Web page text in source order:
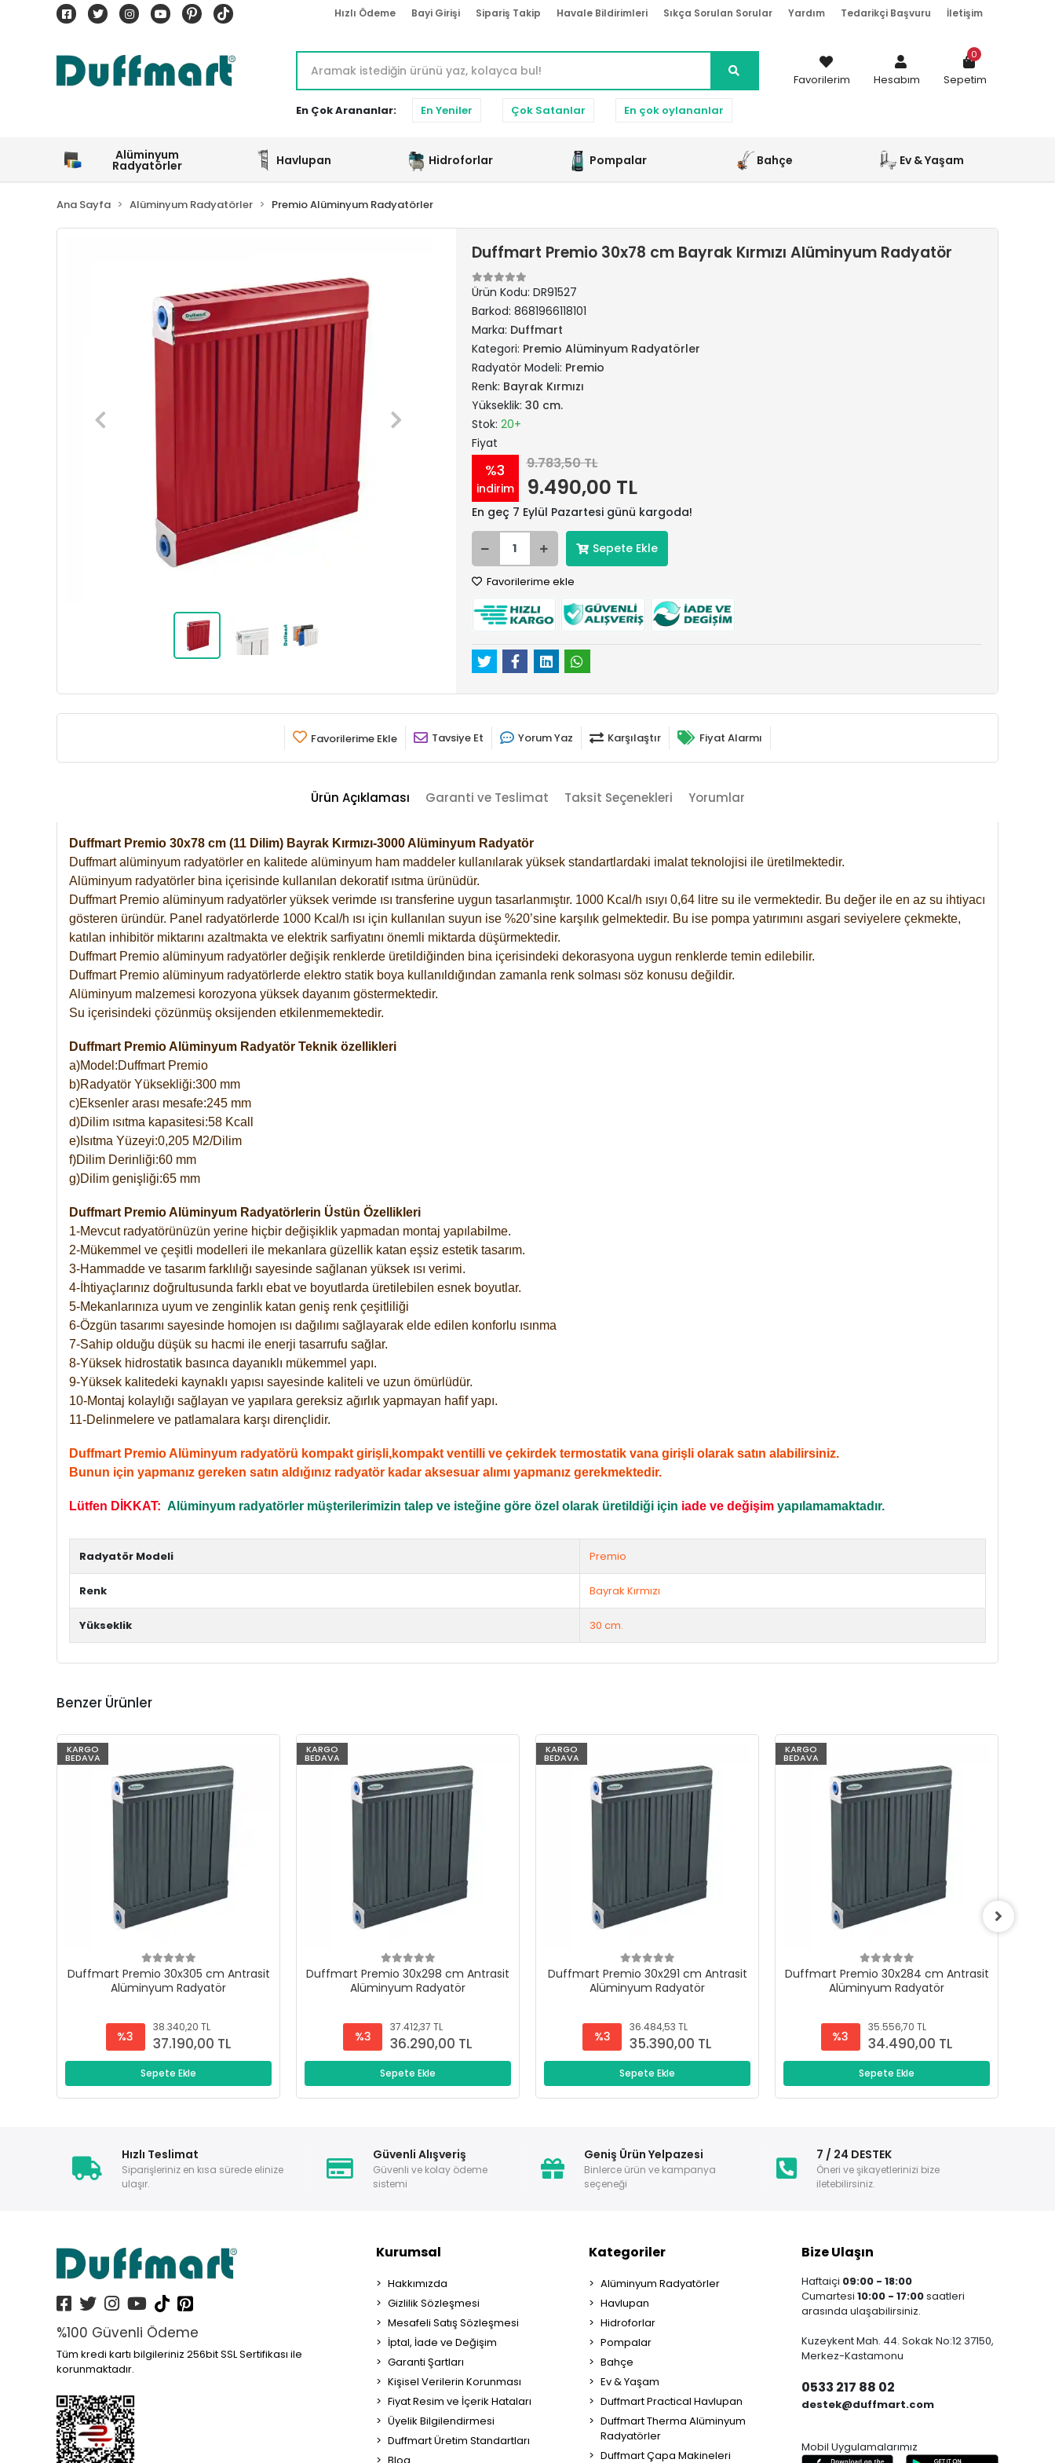
Hızlı Ödeme Bayi Girişi Sipariş Takip Havale Bildirimleri Sıkça Sorulan Sorular Yardım Tedarikçi Başvuru İletişim
En Çok Arananlar: En Yeniler Çok Satanlar En çok oylananlar
Favorilerim Hesabım Sepetim
0
Alüminyum
Radyatörler Havlupan Hidroforlar Pompalar Bahçe Ev & Yaşam
Ana Sayfa Alüminyum Radyatörler Premio Alüminyum Radyatörler
Duffmart Premio 30x78 cm Bayrak Kırmızı Alüminyum Radyatör
Ürün Kodu: DR91527
Barkod: 8681966118101
Marka: Duffmart
Kategori: Premio Alüminyum Radyatörler
Radyatör Modeli: Premio
Renk: Bayrak Kırmızı
Yükseklik: 30 cm.
Stok: 20+
Fiyat
%3
indirim
9.783,50 TL
9.490,00 TL
En geç 7 Eylül Pazartesi günü kargoda!
Sepete Ekle
Favorilerime ekle
Favorilerime Ekle Tavsiye Et Yorum Yaz Karşılaştır Fiyat Alarmı
Ürün Açıklaması Garanti ve Teslimat Taksit Seçenekleri Yorumlar
Duffmart Premio 30x78 cm (11 Dilim) Bayrak Kırmızı-3000 Alüminyum Radyatör
Duffmart alüminyum radyatörler en kalitede alüminyum ham maddeler kullanılarak yüksek standartlardaki imalat teknolojisi ile üretilmektedir.
Alüminyum radyatörler bina içerisinde kullanılan dekoratif ısıtma ürünüdür.
Duffmart Premio alüminyum radyatörler yüksek verimde ısı transferine uygun tasarlanmıştır. 1000 Kcal/h ısıyı 0,64 litre su ile vermektedir. Bu değer ile en az su ihtiyacı
gösteren üründür. Panel radyatörlerde 1000 Kcal/h ısı için kullanılan suyun ise %20’sine karşılık gelmektedir. Bu ise pompa yatırımını asgari seviyelere çekmekte,
katılan inhibitör miktarını azaltmakta ve elektrik sarfiyatını önemli miktarda düşürmektedir.
Duffmart Premio alüminyum radyatörler değişik renklerde üretildiğinden bina içerisindeki dekorasyona uygun renklerde temin edilebilir.
Duffmart Premio alüminyum radyatörlerde elektro statik boya kullanıldığından zamanla renk solması söz konusu değildir.
Alüminyum malzemesi korozyona yüksek dayanım göstermektedir.
Su içerisindeki çözünmüş oksijenden etkilenmemektedir.
Duffmart Premio Alüminyum Radyatör Teknik özellikleri
a)Model:Duffmart Premio
b)Radyatör Yüksekliği:300 mm
c)Eksenler arası mesafe:245 mm
d)Dilim ısıtma kapasitesi:58 Kcall
e)Isıtma Yüzeyi:0,205 M2/Dilim
f)Dilim Derinliği:60 mm
g)Dilim genişliği:65 mm
Duffmart Premio Alüminyum Radyatörlerin Üstün Özellikleri
1-Mevcut radyatörünüzün yerine hiçbir değişiklik yapmadan montaj yapılabilme.
2-Mükemmel ve çeşitli modelleri ile mekanlara güzellik katan eşsiz estetik tasarım.
3-Hammadde ve tasarım farklılığı sayesinde sağlanan yüksek ısı verimi.
4-İhtiyaçlarınız doğrultusunda farklı ebat ve boyutlarda üretilebilen esnek boyutlar.
5-Mekanlarınıza uyum ve zenginlik katan geniş renk çeşitliliği
6-Özgün tasarımı sayesinde homojen ısı dağılımı sağlayarak elde edilen konforlu ısınma
7-Sahip olduğu düşük su hacmi ile enerji tasarrufu sağlar.
8-Yüksek hidrostatik basınca dayanıklı mükemmel yapı.
9-Yüksek kalitedeki kaynaklı yapısı sayesinde kaliteli ve uzun ömürlüdür.
10-Montaj kolaylığı sağlayan ve yapılara gereksiz ağırlık yapmayan hafif yapı.
11-Delinmelere ve patlamalara karşı dirençlidir.
Duffmart Premio Alüminyum radyatörü kompakt girişli,kompakt ventilli ve çekirdek termostatik vana girişli olarak satın alabilirsiniz.
Bunun için yapmanız gereken satın aldığınız radyatör kadar aksesuar alımı yapmanız gerekmektedir.
Lütfen DİKKAT: Alüminyum radyatörler müşterilerimizin talep ve isteğine göre özel olarak üretildiği için iade ve değişim yapılamamaktadır.
Radyatör Modeli Premio
Renk Bayrak Kırmızı
Yükseklik 30 cm.
Benzer Ürünler
KARGO
BEDAVA
Duffmart Premio 30x305 cm Antrasit
Alüminyum Radyatör
%3
38.340,20 TL
37.190,00 TL
Sepete Ekle
KARGO
BEDAVA
Duffmart Premio 30x298 cm Antrasit
Alüminyum Radyatör
%3
37.412,37 TL
36.290,00 TL
Sepete Ekle
KARGO
BEDAVA
Duffmart Premio 30x291 cm Antrasit
Alüminyum Radyatör
%3
36.484,53 TL
35.390,00 TL
Sepete Ekle
KARGO
BEDAVA
Duffmart Premio 30x284 cm Antrasit
Alüminyum Radyatör
%3
35.556,70 TL
34.490,00 TL
Sepete Ekle
Hızlı Teslimat
Siparişleriniz en kısa sürede elinize
ulaşır.
Güvenli Alışveriş
Güvenli ve kolay ödeme
sistemi
Geniş Ürün Yelpazesi
Binlerce ürün ve kampanya
seçeneği
7 / 24 DESTEK
Öneri ve şikayetlerinizi bize
iletebilirsiniz.
%100 Güvenli Ödeme
Tüm kredi kartı bilgileriniz 256bit SSL Sertifikası ile
korunmaktadır.
Kurumsal
Hakkımızda
Gizlilik Sözleşmesi
Mesafeli Satış Sözleşmesi
İptal, İade ve Değişim
Garanti Şartları
Kişisel Verilerin Korunması
Fiyat Resim ve İçerik Hataları
Üyelik Bilgilendirmesi
Duffmart Üretim Standartları
Kategoriler
Alüminyum Radyatörler
Havlupan
Hidroforlar
Pompalar
Bahçe
Ev & Yaşam
Duffmart Practical Havlupan
Duffmart Therma Alüminyum
Radyatörler
Duffmart Çapa Makineleri
Bize Ulaşın
Haftaiçi 09:00 - 18:00
Cumartesi 10:00 - 17:00saatleri
arasında ulaşabilirsiniz.
Kuzeykent Mah. 44. Sokak No:12 37150,
Merkez-Kastamonu
0533 217 88 02
destek@duffmart.com
Mobil Uygulamalarımız